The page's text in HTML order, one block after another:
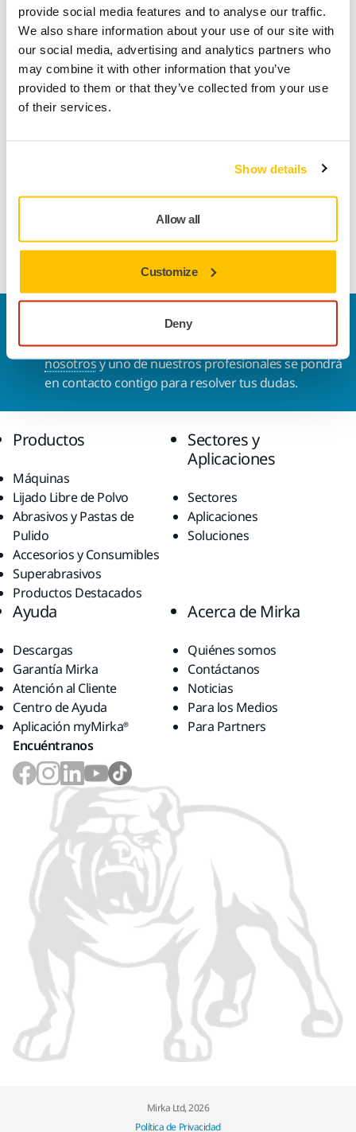
provide social media features and to analyse our traffic.
We also share information about your use of our site with
our social media, advertising and analytics partners who
may combine it with other information that you’ve
provided to them or that they’ve collected from your use
of their services.
Show details
Allow all
Customize
Deny
Información sobre el producto
Technical details
lijado de alta velocidad en multitud de aplicaciones. Gold
acumulación de grumos, que contribuyen a la obtención de
un resultado de lijado óptimo.
Contacta con nosotros
¿Necesitas más información?Ponte en contacto con
nosotrosy uno de nuestros profesionales se pondrá
en contacto contigo para resolver tus dudas.
Productos
Máquinas
Lijado Libre de Polvo
Abrasivos y Pastas de
Pulido
Accesorios y Consumibles
Superabrasivos
Productos Destacados
Sectores y
Aplicaciones
Sectores
Aplicaciones
Soluciones
Ayuda
Descargas
Garantía Mirka
Atención al Cliente
Centro de Ayuda
Aplicación myMirka®
Acerca de Mirka
Quiénes somos
Contáctanos
Noticias
Para los Medios
Para Partners
Encuéntranos
Mirka Ltd, 2026
Política de Privacidad